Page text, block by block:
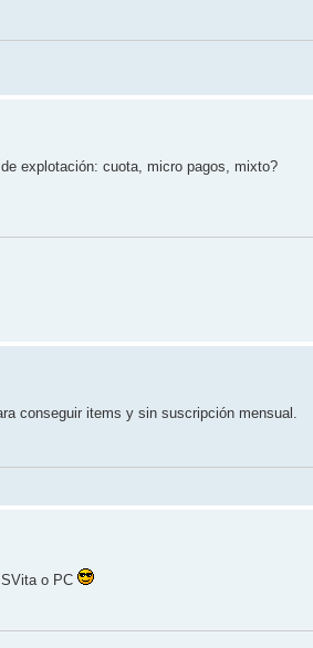
explotación: cuota, micro pagos, mixto?
conseguir items y sin suscripción mensual.
o PC